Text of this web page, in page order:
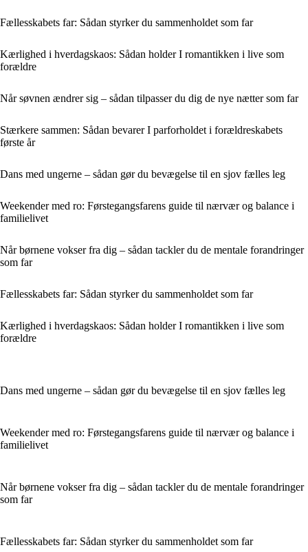
Fællesskabets far: Sådan styrker du sammenholdet som far
Kærlighed i hverdagskaos: Sådan holder I romantikken i live som
forældre
Når søvnen ændrer sig – sådan tilpasser du dig de nye nætter som far
Stærkere sammen: Sådan bevarer I parforholdet i forældreskabets
første år
Dans med ungerne – sådan gør du bevægelse til en sjov fælles leg
Weekender med ro: Førstegangsfarens guide til nærvær og balance i
familielivet
Når børnene vokser fra dig – sådan tackler du de mentale forandringer
som far
Fællesskabets far: Sådan styrker du sammenholdet som far
Kærlighed i hverdagskaos: Sådan holder I romantikken i live som
forældre
Dans med ungerne – sådan gør du bevægelse til en sjov fælles leg
Weekender med ro: Førstegangsfarens guide til nærvær og balance i
familielivet
Når børnene vokser fra dig – sådan tackler du de mentale forandringer
som far
Fællesskabets far: Sådan styrker du sammenholdet som far